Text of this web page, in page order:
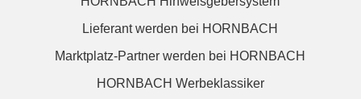
Lieferant werden bei HORNBACH
Marktplatz-Partner werden bei HORNBACH
HORNBACH Werbeklassiker